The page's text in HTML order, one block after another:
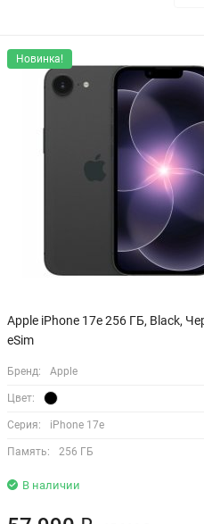
Новинка!
Apple iPhone 17e 256 ГБ, Black,
eSim
Бренд: Apple
Цвет:
Серия: iPhone 17e
Память: 256 ГБ
В наличии